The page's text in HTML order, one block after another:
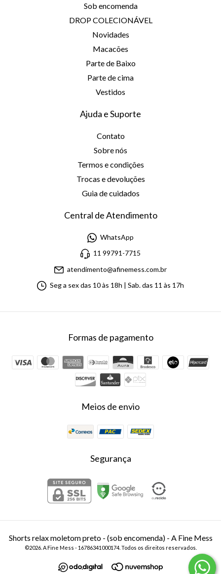
Sob encomenda
DROP COLECIONÁVEL
Novidades
Macacões
Parte de Baixo
Parte de cima
Vestidos
Ajuda e Suporte
Contato
Sobre nós
Termos e condições
Trocas e devoluções
Guia de cuidados
Central de Atendimento
WhatsApp
11 99791-7715
atendimento@afinemess.com.br
Seg a sex das 10 às 18h | Sab. das 11 às 17h
Formas de pagamento
Meios de envio
Segurança
Shorts relax moletom preto - (sob encomenda)- A Fine Mess
©2026. A Fine Mess - 16786341000174. Todos os direitos reservados.